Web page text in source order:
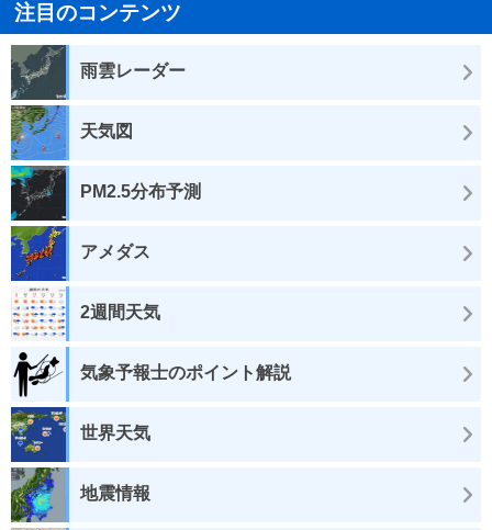
注目のコンテンツ
雨雲レーダー
天気図
PM2.5分布予測
アメダス
2週間天気
気象予報士のポイント解説
世界天気
地震情報